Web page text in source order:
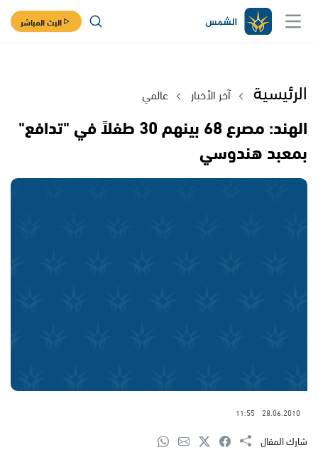
البث المباشر
الرئيسية آخر الأخبار عالمي
الهند: مصرع 68 بينهم 30 طفلاً في "تدافع"
بمعبد هندوسي
28.06.2010
11:55
شارك المقال